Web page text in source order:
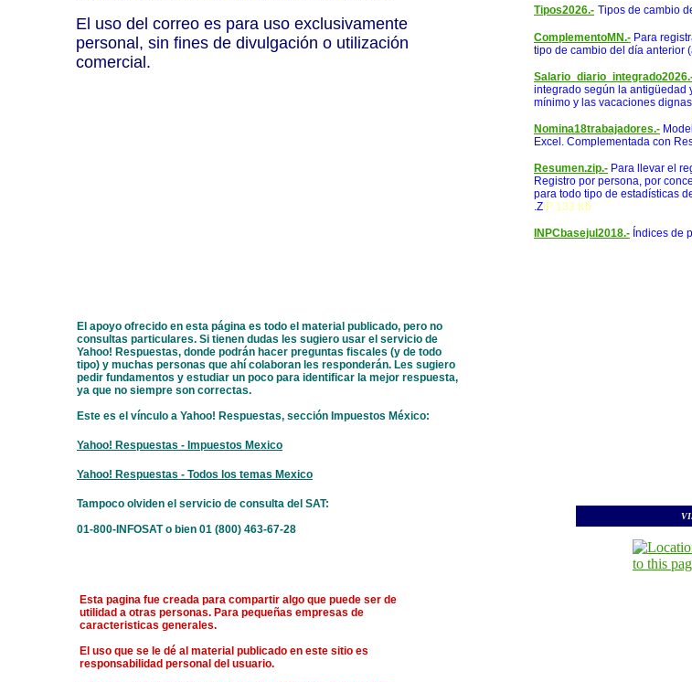
Tipos2026.- Tipos de cambio
ComplementoMN.- Para
tipo de cambio del día anterior
integrado según la antigüedad
mínimo y las vacaciones
Nomina18trabajadores.-
Excel. Complementada con
Resumen.zip.- Para llevar el
Registro por persona, por
para todo tipo de estadísticas
.Z IP 133 Kb
INPCbasejul2018.- Índices de
El uso del correo es para uso exclusivamente
personal, sin fines de divulgación o utilización
comercial.
El apoyo ofrecido en esta página es todo el material publicado, pero no
consultas particulares. Si tienen dudas les sugiero usar el servicio de
Yahoo! Respuestas, donde podrán hacer preguntas fiscales (y de todo
tipo) y muchas personas que ahí colaboran les responderán. Les sugiero
pedir fundamentos y estudiar un poco para identificar la mejor respuesta,
ya que no siempre son correctas.
Este es el vínculo a Yahoo! Respuestas, sección Impuestos México:
Yahoo! Respuestas - Impuestos Mexico
Yahoo! Respuestas - Todos los temas Mexico
Tampoco olviden el servicio de consulta del SAT:
01-800-INFOSAT o bien 01 (800) 463-67-28
Esta pagina fue creada para compartir algo que puede ser de
utilidad a otras personas. Para pequeñas empresas de
caracteristicas generales.
El uso que se le dé al material publicado en este sitio es
responsabilidad personal del usuario.